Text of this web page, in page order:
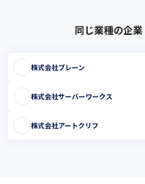
同じ業種の企業
株式会社ブレーン
株式会社サーバーワークス
株式会社アートクリフ